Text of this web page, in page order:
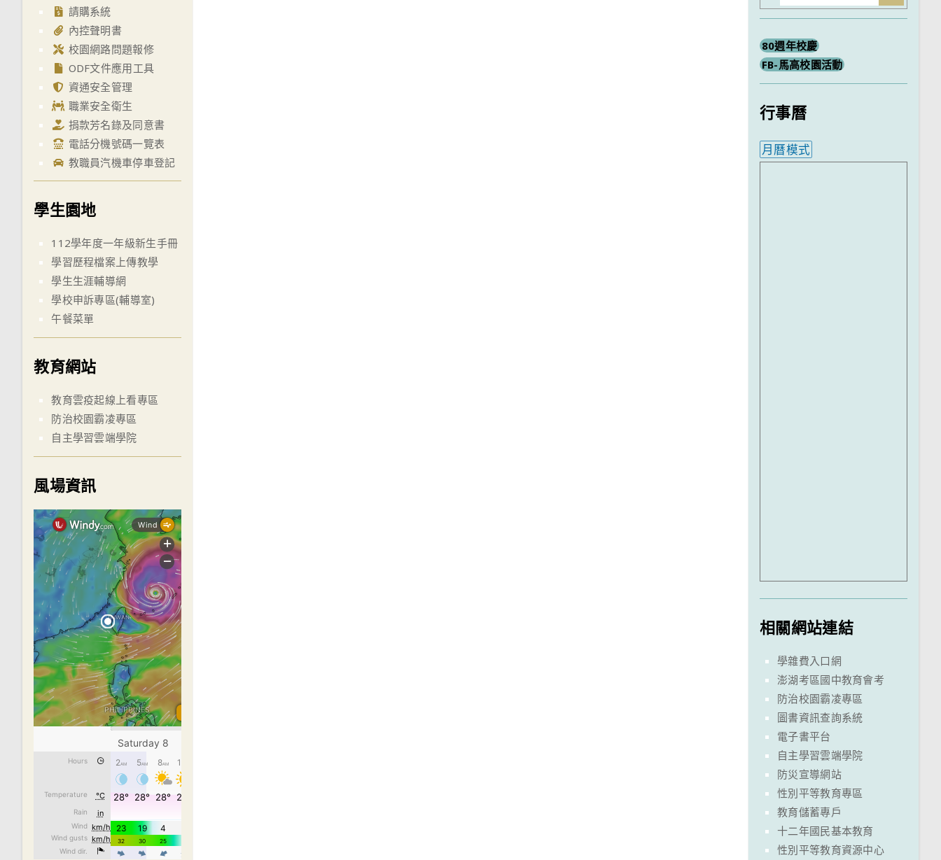
請購系統
內控聲明書
校園網路問題報修
ODF文件應用工具
資通安全管理
職業安全衛生
捐款芳名錄及同意書
電話分機號碼一覽表
教職員汽機車停車登記
學生園地
112學年度一年級新生手冊
學習歷程檔案上傳教學
學生生涯輔導網
學校申訴專區(輔導室)
午餐菜單
教育網站
教育雲疫起線上看專區
防治校園霸凌專區
自主學習雲端學院
風場資訊
尋
80週年校慶
FB-馬高校園活動
行事曆
月曆模式
相關網站連結
學雜費入口網
澎湖考區國中教育會考
防治校園霸凌專區
圖書資訊查詢系統
電子書平台
自主學習雲端學院
防災宣導網站
性別平等教育專區
教育儲蓄專戶
十二年國民基本教育
性別平等教育資源中心